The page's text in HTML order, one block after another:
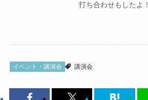
打ち合わせもしたよ！
イベント・講演会 講演会